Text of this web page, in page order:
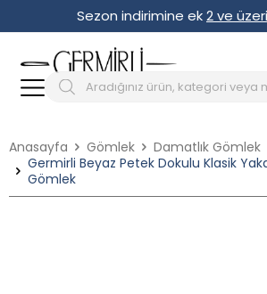
Sezon indirimine ek2 ve
Anasayfa Gömlek
Damatlık Gömlek
Germirli Beyaz Petek Dokulu Klasik
Gömlek